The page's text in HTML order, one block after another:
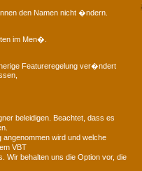
den Namen nicht �ndern.
im Men�.
Featureregelung ver�ndert
beleidigen. Beachtet, dass es
wird und welche
VBT
behalten uns die Option vor, die